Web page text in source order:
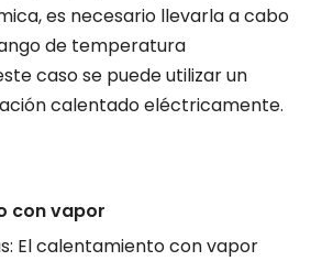
es necesario llevarla a cabo
de temperatura
caso se puede utilizar un
calentado eléctricamente.
con vapor
El calentamiento con vapor